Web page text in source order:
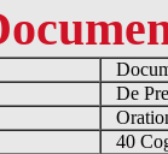
De
40